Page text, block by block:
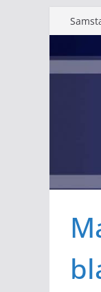
Zum
Inhalt
springen